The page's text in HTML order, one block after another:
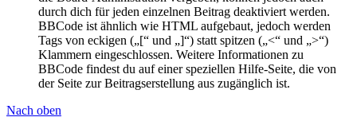
durch dich für jeden einzelnen Beitrag deaktiviert werden.
BBCode ist ähnlich wie HTML aufgebaut, jedoch werden
Tags von eckigen („[“ und „]“) statt spitzen („<“ und „>“)
Klammern eingeschlossen. Weitere Informationen zu
BBCode findest du auf einer speziellen Hilfe-Seite, die von
der Seite zur Beitragserstellung aus zugänglich ist.
Nach oben